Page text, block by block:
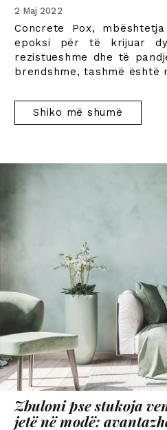
2 Maj 2022
Concrete Pox,
epoksi për të krijuar
rezistueshme dhe të
brendshme, tashmë është
Shiko më shumë
Zbuloni pse stukoja
jetë në modë: